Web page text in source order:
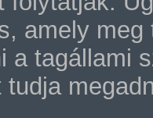
amely
a tagállami
tudja